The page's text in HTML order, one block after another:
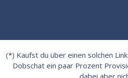
(*) Kaufst du über einen solchen
Dobschat ein paar Prozent
dabei aber